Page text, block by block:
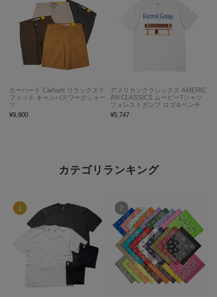
カーハート Carhartt リラックスド
フィット キャンバスワークショー
ツ
¥9,900
アメリカンクラシックス AMERIC
AN CLASSICS ムービーTシャツ
フォレストガンプ ロゴ＆ベンチ
¥5,747
カテゴリランキング